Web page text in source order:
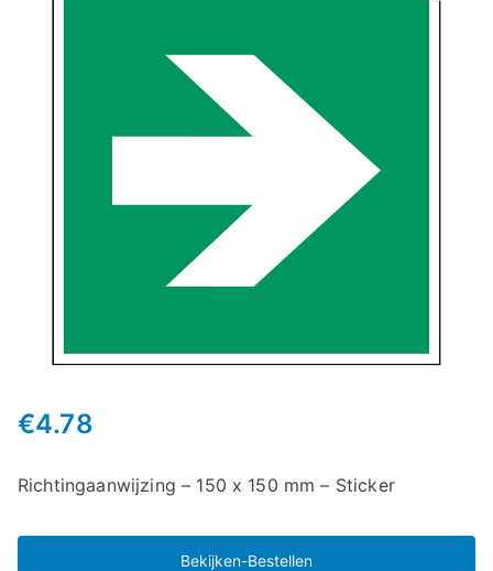
€4.78
Richtingaanwijzing – 150 x 150 mm – Sticker
Bekijken-Bestellen